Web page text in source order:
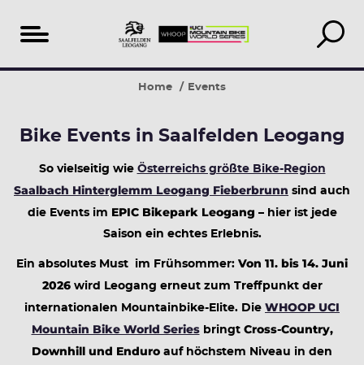
content
Saalfelden
years
Home Events
Bike Events in Saalfelden Leogang
So vielseitig wie Österreichs größte Bike-Region
Saalbach Hinterglemm Leogang Fieberbrunn sind auch
die Events im EPIC Bikepark Leogang – hier ist jede
Saison ein echtes Erlebnis.
Ein absolutes Must im Frühsommer: Von 11. bis 14. Juni
2026wird Leogang erneut zum Treffpunkt der
internationalen Mountainbike-Elite. Die WHOOP UCI
Mountain Bike World Seriesbringt Cross-Country,
Downhill und Enduro auf höchstem Niveau in den